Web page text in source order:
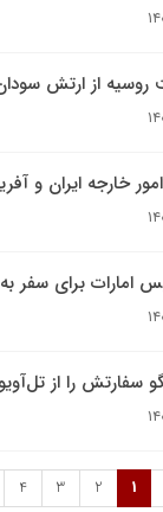
روسیه از ارتش
امور خارجه ایران
امارات برای سفر
سفارتش را از
1
2
3
4